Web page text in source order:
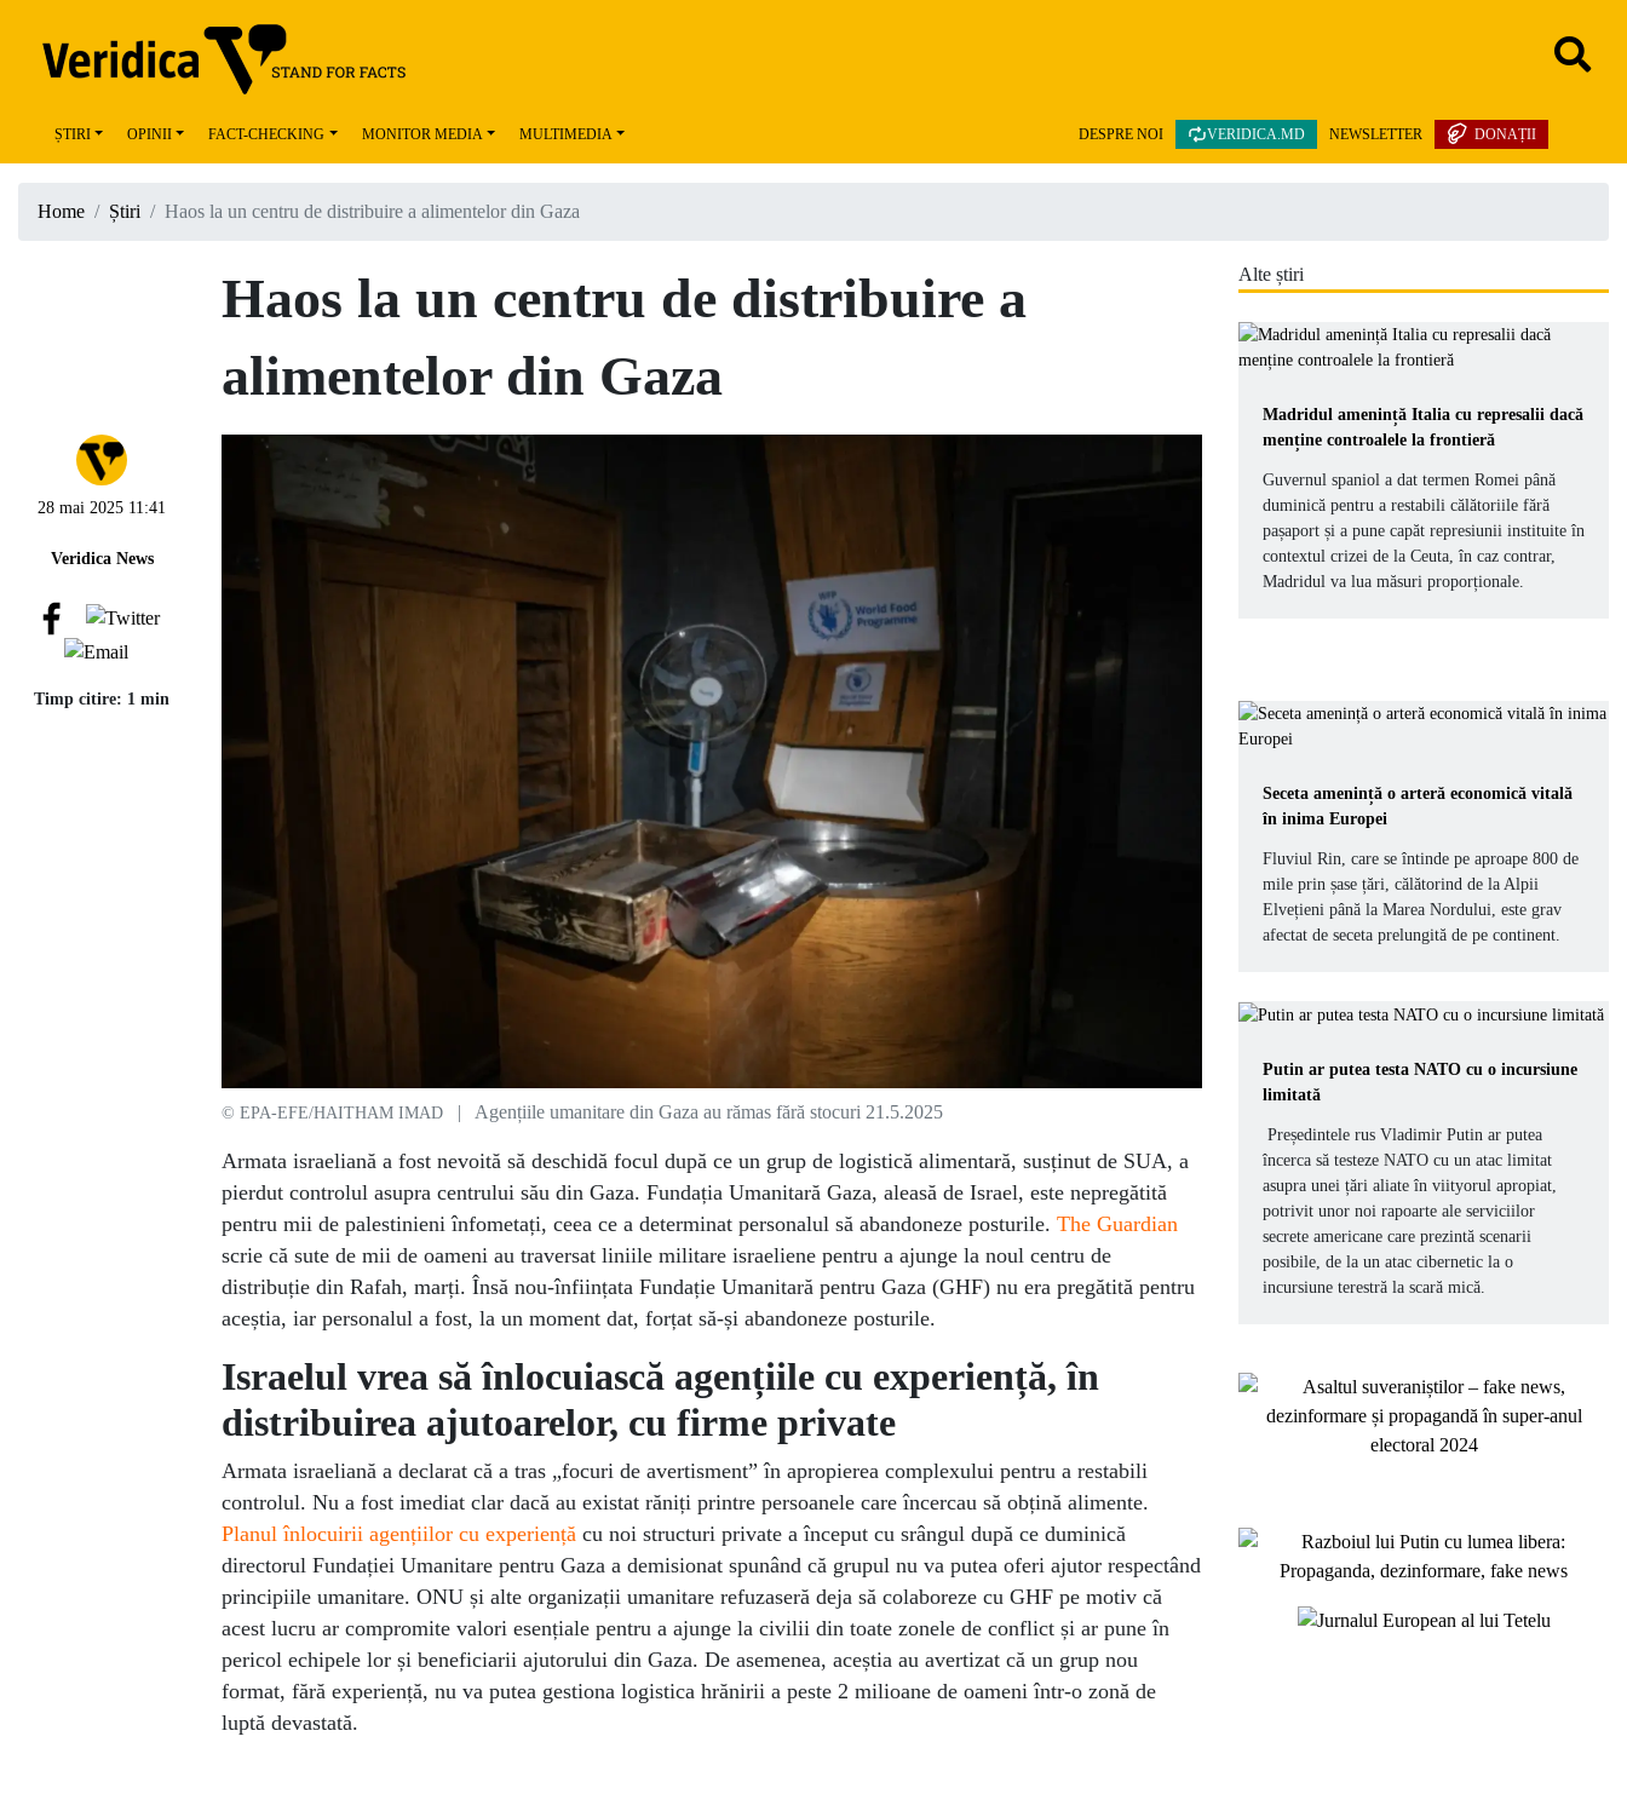
ȘTIRI OPINII FACT-CHECKING MONITOR MEDIA MULTIMEDIA DONAȚII
NEWSLETTER
VERIDICA.MD
DESPRE NOI
Home Știri Haos la un centru de distribuire a alimentelor din Gaza
Haos la un centru de distribuire a
alimentelor din Gaza
© EPA-EFE/HAITHAM IMAD | Agențiile umanitare din Gaza au rămas fără stocuri 21.5.2025
Armata israeliană a fost nevoită să deschidă focul după ce un grup de logistică alimentară, susținut de SUA, a
pierdut controlul asupra centrului său din Gaza. Fundația Umanitară Gaza, aleasă de Israel, este nepregătită
pentru mii de palestinieni înfometați, ceea ce a determinat personalul să abandoneze posturile. The Guardian
scrie că sute de mii de oameni au traversat liniile militare israeliene pentru a ajunge la noul centru de
distribuție din Rafah, marți. Însă nou-înființata Fundație Umanitară pentru Gaza (GHF) nu era pregătită pentru
aceștia, iar personalul a fost, la un moment dat, forțat să-și abandoneze posturile.
Israelul vrea să înlocuiască agențiile cu experiență, în
distribuirea ajutoarelor, cu firme private
Armata israeliană a declarat că a tras „focuri de avertisment” în apropierea complexului pentru a restabili
controlul. Nu a fost imediat clar dacă au existat răniți printre persoanele care încercau să obțină alimente.
Planul înlocuirii agențiilor cu experiență cu noi structuri private a început cu srângul după ce duminică
directorul Fundației Umanitare pentru Gaza a demisionat spunând că grupul nu va putea oferi ajutor respectând
principiile umanitare. ONU și alte organizații umanitare refuzaseră deja să colaboreze cu GHF pe motiv că
acest lucru ar compromite valori esențiale pentru a ajunge la civilii din toate zonele de conflict și ar pune în
pericol echipele lor și beneficiarii ajutorului din Gaza. De asemenea, aceștia au avertizat că un grup nou
format, fără experiență, nu va putea gestiona logistica hrănirii a peste 2 milioane de oameni într-o zonă de
luptă devastată.
28 mai 2025 11:41
Veridica News
Timp citire: 1 min
Alte știri
Madridul amenință Italia cu represalii dacă
menține controalele la frontieră
Guvernul spaniol a dat termen Romei până
duminică pentru a restabili călătoriile fără
pașaport și a pune capăt represiunii instituite în
contextul crizei de la Ceuta, în caz contrar,
Madridul va lua măsuri proporționale.
Seceta amenință o arteră economică vitală
în inima Europei
Fluviul Rin, care se întinde pe aproape 800 de
mile prin șase țări, călătorind de la Alpii
Elvețieni până la Marea Nordului, este grav
afectat de seceta prelungită de pe continent.
Putin ar putea testa NATO cu o incursiune
limitată
Președintele rus Vladimir Putin ar putea
încerca să testeze NATO cu un atac limitat
asupra unei țări aliate în viityorul apropiat,
potrivit unor noi rapoarte ale serviciilor
secrete americane care prezintă scenarii
posibile, de la un atac cibernetic la o
incursiune terestră la scară mică.